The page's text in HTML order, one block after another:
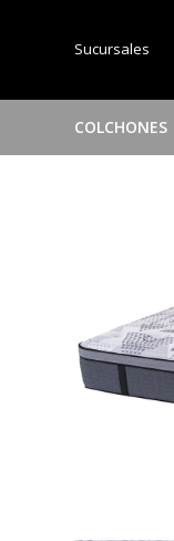
COLCHONES
Sucursales